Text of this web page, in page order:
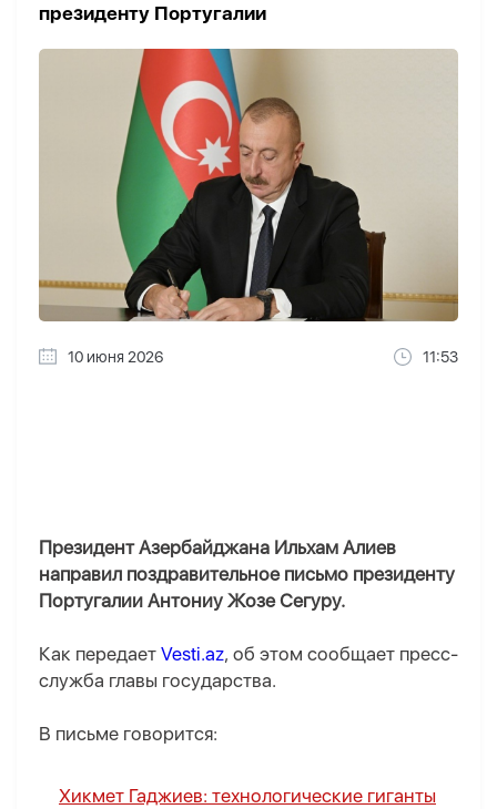
президенту Португалии
10 июня 2026 11:53
Президент Азербайджана Ильхам Алиев
направил поздравительное письмо президенту
Португалии Антониу Жозе Сегуру.
Как передает Vesti.az, об этом сообщает пресс-
служба главы государства.
В письме говорится:
Хикмет Гаджиев: технологические гиганты